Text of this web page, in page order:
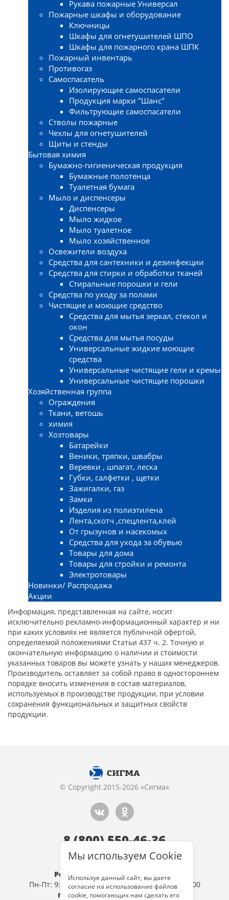
Рукава пожарные Универсал
Пожарные шкафы и оборудование
Ключницы
Шкафы для огнетушителей ШПО
Шкафы для пожарного крана ШПК
Пожарный инвентарь
Противогаз
Самоспасатель
Изолирующие самоспасатели
Продукция марки "Шанс"
Фильтрующие самоспасатели
Стволы пожарные
Чехлы для огнетушителей
Щиты и стенды
Бытовая химия
Бумажно-гигиеническая продукция
Бумажные полотенца
Туалетная бумага
Мыло и диспенсеры
Диспенсеры
Мыло жидкое
Мыло туалетное
Мыло хозяйственное
Освежители воздуха
Средства для сантехники и дезинфекции
Средства для стирки и обработки тканей
Стиральные порошки и гели
Средства по уходу за полами
Чистящие и моющие средство
Средства для мытья зеркал, стекол и
окон
Средства для мытья посуды
Универсальные жидкие моющие
средства
Универсальные чистящие гели и кремы
Универсальные чистящие порошки
Хозяйственная группа
Ограждения
Ткани, ветошь
химия
Хозтовары
Батарейки
Веники, тряпки, швабры
Веревки , шпагат, леска
Губки, салфетки , щетки
Зажигалки, газ
Замки
Изделия из полиэтилена
Лента,скотч ,спецлента,клей
От грызунов и насекомых
Средства для ухода за обувью
Товары для дома
Товары для стройки и ремонта
Электротовары
Новинки/ Распродажа
Акции
Информация, представленная на сайте, носит
исключительно рекламно-информационный характер и ни
при каких условиях не является публичной офертой,
определяемой положениями Статьи 437 ч. 2. Точную и
окончательную информацию о наличии и стоимости
указанных товаров вы можете узнать у наших менеджеров.
Производитель оставляет за собой право в одностороннем
порядке вносить изменения в состав материалов,
используемых в производстве продукции, при условии
сохранения функциональных и защитных свойств
продукции.
© Copyright 2015-2026 «Сигма»
8 (800) 550-46-36
Обратный звонок
Розница: г. Тула, ул 9 Мая, д.19
Пн-Пт: 9:00-19:00, Сб: 10:00-19:00, Вс: 10:00-18:00
г. Тула , ул.Октябрьская, д.74
Мы используем Cookie
Используя данный сайт, вы даете
согласие на использование файлов
cookie, помогающих нам сделать его